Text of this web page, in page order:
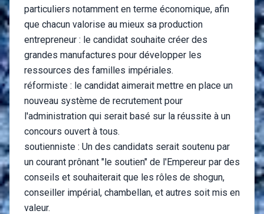
particuliers notamment en terme économique, afin
que chacun valorise au mieux sa production
entrepreneur : le candidat souhaite créer des
grandes manufactures pour développer les
ressources des familles impériales.
réformiste : le candidat aimerait mettre en place un
nouveau système de recrutement pour
l'administration qui serait basé sur la réussite à un
concours ouvert à tous.
soutienniste : Un des candidats serait soutenu par
un courant prônant "le soutien" de l'Empereur par des
conseils et souhaiterait que les rôles de shogun,
conseiller impérial, chambellan, et autres soit mis en
valeur.